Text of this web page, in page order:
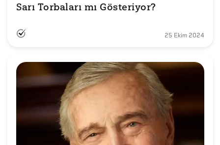
Sarı Torbaları mı Gösteriyor?
25 Ekim 2024